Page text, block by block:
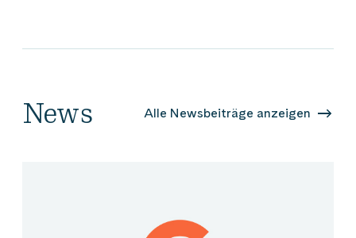
News Alle Newsbeiträge anzeigen